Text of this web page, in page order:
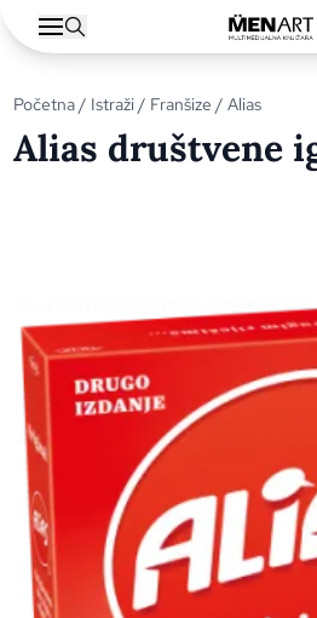
Početna/ Istraži/ Franšize / Alias
Alias društvene